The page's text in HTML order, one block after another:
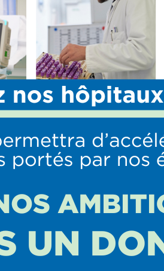
PROFESSIONNELS
Nous rejoindre